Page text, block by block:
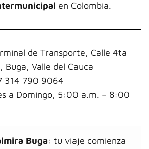
en Colombia.
de Transporte, Calle 4ta
Buga, Valle del Cauca
314 790 9064
a Domingo, 5:00 a.m. – 8:00
Buga: tu viaje comienza